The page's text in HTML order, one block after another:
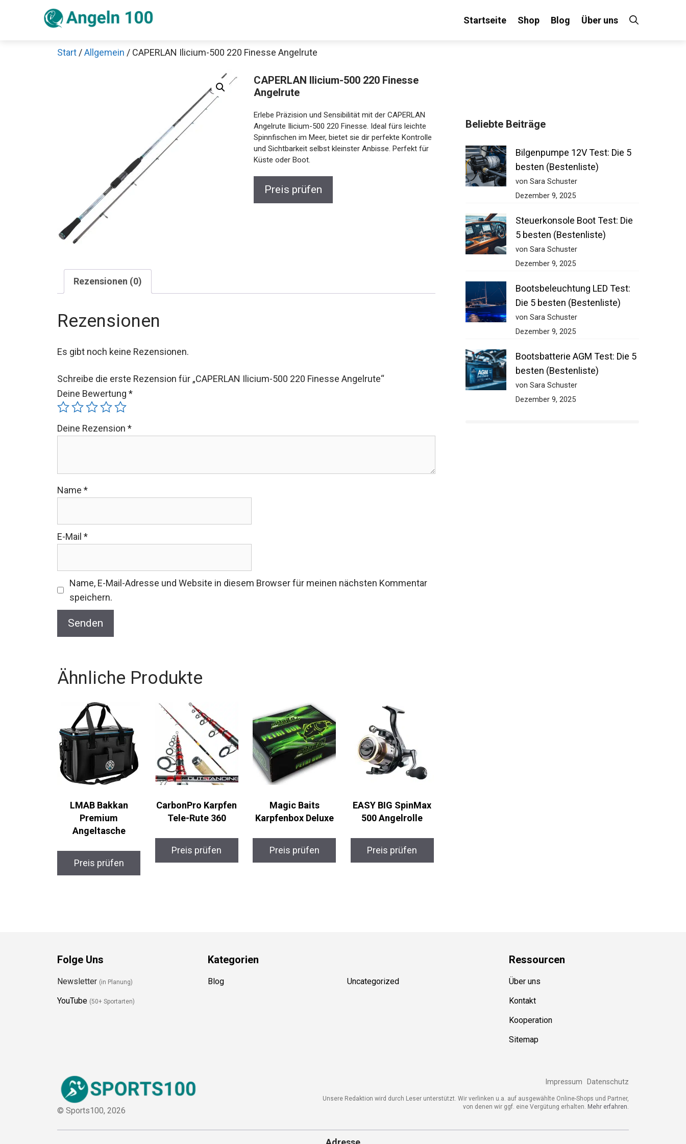
Startseite Shop Blog Über uns
Start /Allgemein / CAPERLAN Ilicium-500 220 Finesse Angelrute
CAPERLAN Ilicium-500 220 Finesse
Angelrute
Erlebe Präzision und Sensibilität mit der CAPERLAN
Angelrute Ilicium-500 220 Finesse. Ideal fürs leichte
Spinnfischen im Meer, bietet sie dir perfekte Kontrolle
und Sichtbarkeit selbst kleinster Anbisse. Perfekt für
Küste oder Boot.
Preis prüfen
Rezensionen (0)
Rezensionen
Es gibt noch keine Rezensionen.
Schreibe die erste Rezension für „CAPERLAN Ilicium-500 220 Finesse Angelrute“
Deine Bewertung *
Deine Rezension *
Name *
E-Mail *
Name, E-Mail-Adresse und Website in diesem Browser für meinen nächsten Kommentar
speichern.
Ähnliche Produkte
LMAB Bakkan
Premium
Angeltasche
Preis prüfen
CarbonPro Karpfen
Tele-Rute 360
Preis prüfen
Magic Baits
Karpfenbox Deluxe
Preis prüfen
EASY BIG SpinMax
500 Angelrolle
Preis prüfen
Beliebte Beiträge
Bilgenpumpe 12V Test: Die 5
besten (Bestenliste)
von Sara Schuster
Dezember 9, 2025
Steuerkonsole Boot Test: Die
5 besten (Bestenliste)
von Sara Schuster
Dezember 9, 2025
Bootsbeleuchtung LED Test:
Die 5 besten (Bestenliste)
von Sara Schuster
Dezember 9, 2025
Bootsbatterie AGM Test: Die 5
besten (Bestenliste)
von Sara Schuster
Dezember 9, 2025
Folge Uns
Newsletter (in Planung)
YouTube (50+ Sportarten)
Kategorien
Blog Uncategorized
Ressourcen
Über uns
Kontakt
Kooperation
Sitemap
© Sports100, 2026
Impressum Datenschutz
Unsere Redaktion wird durch Leser unterstützt. Wir verlinken u.a. auf ausgewählte Online-Shops und Partner,
von denen wir ggf. eine Vergütung erhalten. Mehr erfahren.